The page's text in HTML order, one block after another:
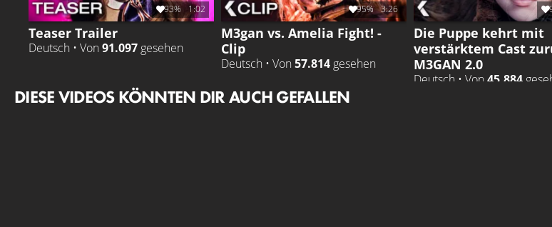
93% 1:02
Teaser Trailer
Deutsch • Von 91.097 gesehen
95% 3:26
M3gan vs. Amelia Fight! -
Clip
Deutsch • Von 57.814 gesehen
Die Puppe kehrt mit
verstärktem Cast
M3GAN 2.0
Deutsch • Von 45.884
DIESE VIDEOS KÖNNTEN DIR AUCH GEFALLEN